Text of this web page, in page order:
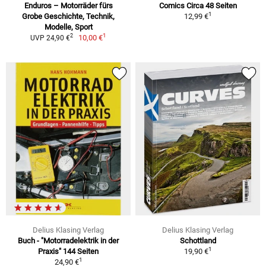
Enduros – Motorräder fürs
Grobe Geschichte, Technik,
Modelle, Sport
UVP 24,90 €2 10,00 €1
Comics Circa 48 Seiten
12,99 €1
Delius Klasing Verlag
Buch - "Motorradelektrik in der
Praxis" 144 Seiten
24,90 €1
Delius Klasing Verlag
Schottland
19,90 €1